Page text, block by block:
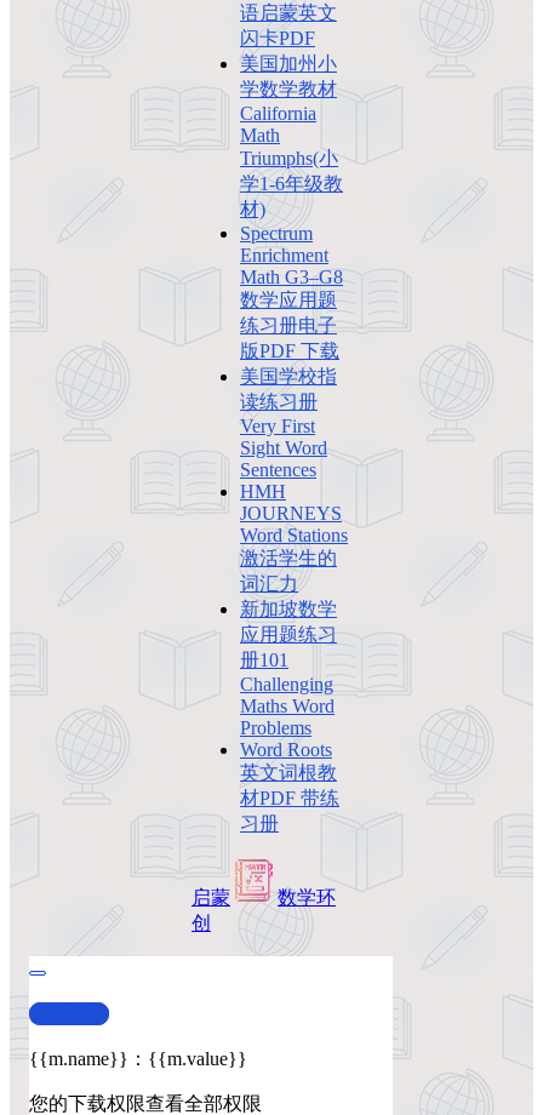
语启蒙英文
闪卡PDF
美国加州小
学数学教材
California
Math
Triumphs(小
学1-6年级教
材)
Spectrum
Enrichment
Math G3–G8
数学应用题
练习册电子
版PDF 下载
美国学校指
读练习册
Very First
Sight Word
Sentences
HMH
JOURNEYS
Word Stations
激活学生的
词汇力
新加坡数学
应用题练习
册101
Challenging
Maths Word
Problems
Word Roots
英文词根教
材PDF 带练
习册
启蒙 数学环
创
查看演示
{{m.name}} ： {{m.value}}
您的下载权限查看全部权限